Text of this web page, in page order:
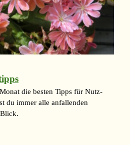
die besten Tipps für Nutz-
du immer alle anfallenden